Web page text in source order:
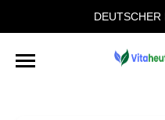
DEUTSCHER